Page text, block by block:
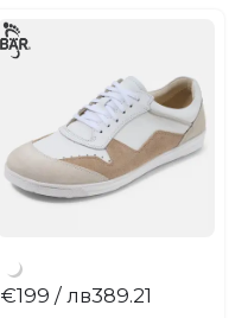
€199 / лв389.21